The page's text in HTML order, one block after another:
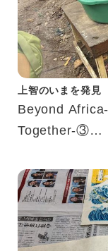
上智のいまを発見
Beyond
Together-③